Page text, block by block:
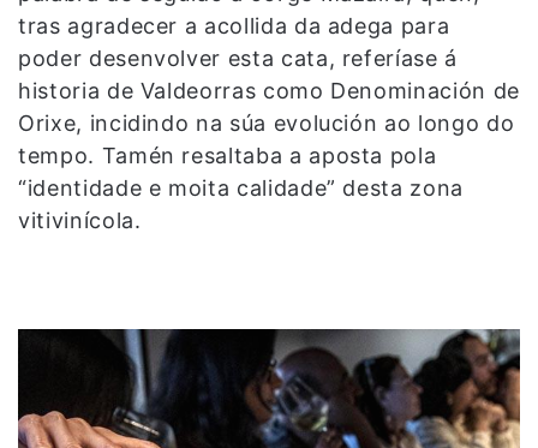
tras agradecer a acollida da adega para
poder desenvolver esta cata, referíase á
historia de Valdeorras como Denominación de
Orixe, incidindo na súa evolución ao longo do
tempo. Tamén resaltaba a aposta pola
“identidade e moita calidade” desta zona
vitivinícola.